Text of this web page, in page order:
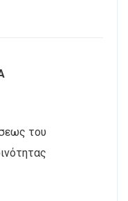
του